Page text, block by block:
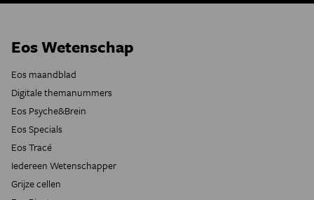
Eos Wetenschap
Eos maandblad
Digitale themanummers
Eos Psyche&Brein
Eos Specials
Eos Tracé
Iedereen Wetenschapper
Grijze cellen